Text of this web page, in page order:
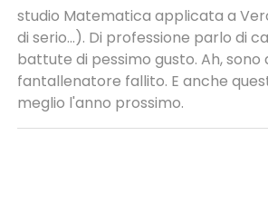
studio Matematica applicata a
di serio...). Di professione parlo di
battute di pessimo gusto. Ah, sono
fantallenatore fallito. E anche
meglio l'anno prossimo.